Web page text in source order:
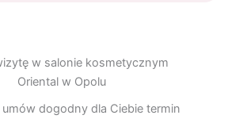
w salonie kosmetycznym
Oriental w Opolu
dogodny dla Ciebie termin